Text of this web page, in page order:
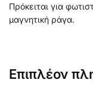
Πρόκειται για
μαγνητική ράγα.
Επιπλέον